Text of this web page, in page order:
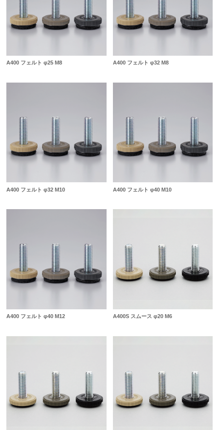
A400 フェルト φ25 M8 A400 フェルト φ32 M8
A400 フェルト φ32 M10 A400 フェルト φ40 M10
A400 フェルト φ40 M12 A400S スムース φ20 M6